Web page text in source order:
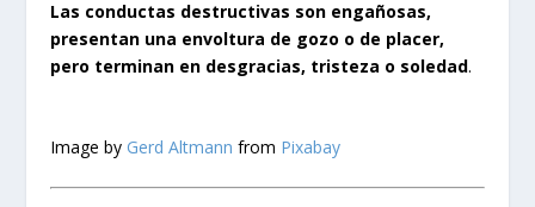
Las conductas destructivas son engañosas,
presentan una envoltura de gozo o de placer,
pero terminan en desgracias, tristeza o soledad.
Image by Gerd Altmann from Pixabay